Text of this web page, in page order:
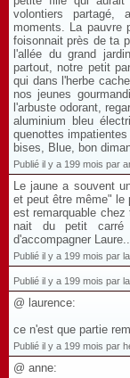
volontiers partagé,
moments. La pauvre
foisonnait près de ta
l'allée du grand
partout, notre petit
qui dans l'herbe
nos jeunes
l'arbuste odorant,
aluminium bleu
quenottes impatientes
bises, Blue, bon
Publié il y a 199 mois par
Le jaune a souvent
et peut être même" le
est remarquable
nait du petit carré
d'accompagner
Publié il y a 199 mois par
Publié il y a 199 mois par
@ laurence:
ce n'est que partie
Publié il y a 199 mois par
@ anne: